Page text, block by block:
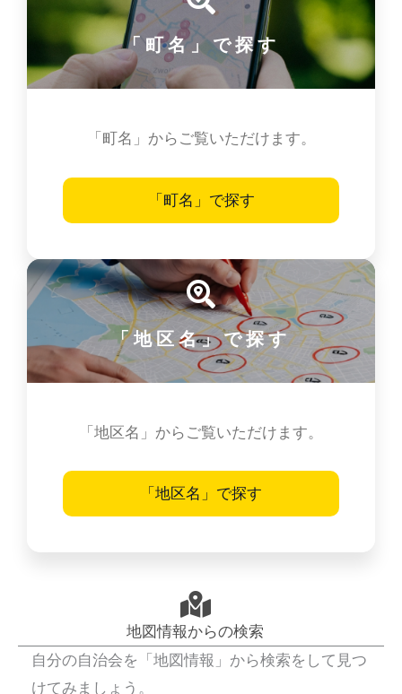
「町名」で探す
「町名」からご覧いただけます。
「町名」で探す
「地区名」で探す
「地区名」からご覧いただけます。
「地区名」で探す
地図情報からの検索
自分の自治会を「地図情報」から検索をして見つ
けてみましょう。